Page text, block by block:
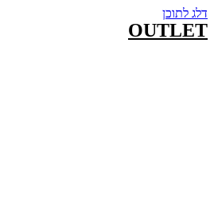
דלג לתוכן
OUTLET